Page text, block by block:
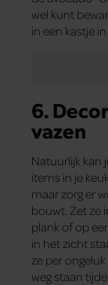
wel kunt
in een kastje
6.
vazen
Natuurlijk kan
items in je
maar zorg er
bouwt. Zet ze
plank of op
in het zicht
ze per
weg staan